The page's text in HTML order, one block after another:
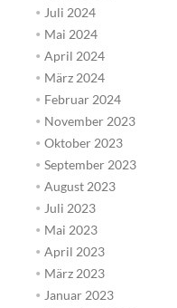
Juli 2024
Mai 2024
April 2024
März 2024
Februar 2024
November 2023
Oktober 2023
September 2023
August 2023
Juli 2023
Mai 2023
April 2023
März 2023
Januar 2023